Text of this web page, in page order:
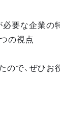
必要な企業の
の視点
で、ぜひお